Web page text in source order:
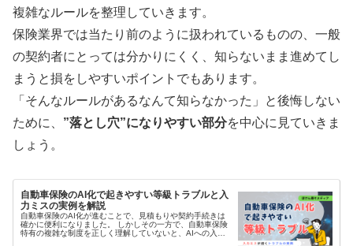
複雑なルールを整理していきます。
保険業界では当たり前のように扱われているものの、一般
の契約者にとっては分かりにくく、知らないまま進めてし
まうと損をしやすいポイントでもあります。
「そんなルールがあるなんて知らなかった」と後悔しない
ために、 ”落とし穴”になりやすい部分を中心に見ていきま
しょう。
自動車保険のAI化で起きやすい等級トラブルと入
力ミスの実例を解説
自動車保険のAI化が進むことで、見積もりや契約手続きは
確かに便利になりました。 しかしその一方で、自動車保険
特有の複雑な制度を正しく理解していないと、AIへの入力